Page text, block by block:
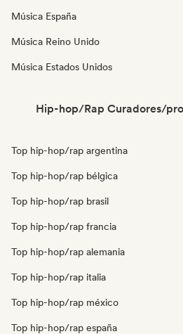
Música España
Música Reino Unido
Música Estados Unidos
Hip-hop/Rap Curadores/
Top hip-hop/rap argentina
Top hip-hop/rap bélgica
Top hip-hop/rap brasil
Top hip-hop/rap francia
Top hip-hop/rap alemania
Top hip-hop/rap italia
Top hip-hop/rap méxico
Top hip-hop/rap españa